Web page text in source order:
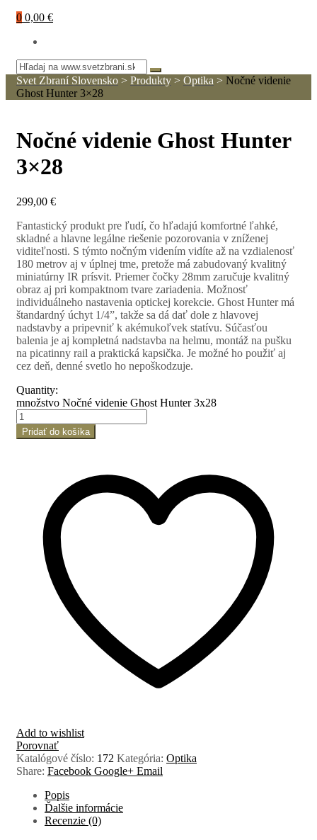
0 0,00 €
Svet Zbraní Slovensko > Produkty > Optika > Nočné videnie
Ghost Hunter 3×28
Nočné videnie Ghost Hunter
3×28
299,00 €
Fantastický produkt pre ľudí, čo hľadajú komfortné ľahké,
skladné a hlavne legálne riešenie pozorovania v zníženej
viditeľnosti. S týmto nočným videním vidíte až na vzdialenosť
180 metrov aj v úplnej tme, pretože má zabudovaný kvalitný
miniatúrny IR prísvit. Priemer čočky 28mm zaručuje kvalitný
obraz aj pri kompaktnom tvare zariadenia. Možnosť
individuálneho nastavenia optickej korekcie. Ghost Hunter má
štandardný úchyt 1/4”, takže sa dá dať dole z hlavovej
nadstavby a pripevniť k akémukoľvek statívu. Súčasťou
balenia je aj kompletná nadstavba na helmu, montáž na pušku
na picatinny rail a praktická kapsička. Je možné ho použiť aj
cez deň, denné svetlo ho nepoškodzuje.
Quantity:
množstvo Nočné videnie Ghost Hunter 3x28
Pridať do košíka
Add to wishlist
Porovnať
Katalógové číslo: 172 Kategória: Optika
Share: Facebook Google+ Email
Popis
Ďalšie informácie
Recenzie (0)